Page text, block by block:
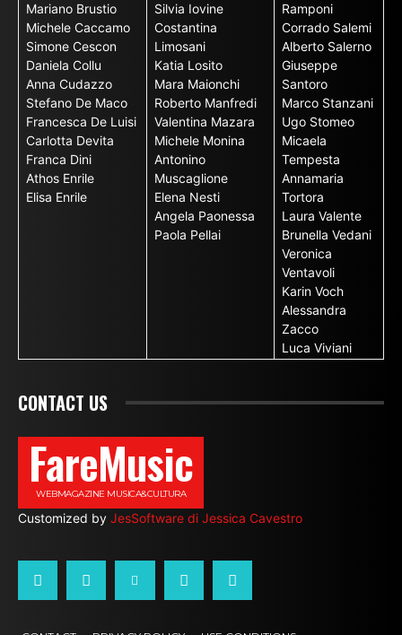
Mariano Brustio
Michele Caccamo
Simone Cescon
Daniela Collu
Anna Cudazzo
Stefano De Maco
Francesca De Luisi
Carlotta Devita
Franca Dini
Athos Enrile
Elisa Enrile
Silvia Iovine
Costantina
Limosani
Katia Losito
Mara Maionchi
Roberto Manfredi
Valentina Mazara
Michele Monina
Antonino
Muscaglione
Elena Nesti
Angela Paonessa
Paola Pellai
Ramponi
Corrado Salemi
Alberto Salerno
Giuseppe
Santoro
Marco Stanzani
Ugo Stomeo
Micaela
Tempesta
Annamaria
Tortora
Laura Valente
Brunella Vedani
Veronica
Ventavoli
Karin Voch
Alessandra
Zacco
Luca Viviani
CONTACT US
FareMusic
WEBMAGAZINE MUSICA&CULTURA
Customized by JesSoftware di Jessica Cavestro